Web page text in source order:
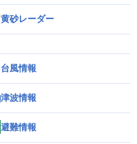
黄砂レーダー
台風情報
津波情報
避難情報